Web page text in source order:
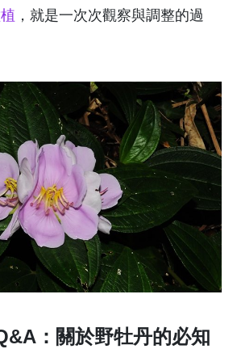
，就是一次次觀察與調整的過
：關於野牡丹的必知